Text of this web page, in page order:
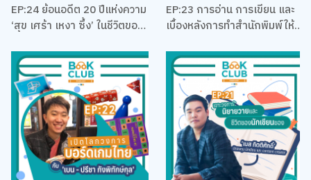
EP:24 ย้อนอดีต 20 ปีแห่งความ
‘สุข เศร้า เหงา ซึ้ง’ ในชีวิตของ
‘ทรงกลด บางยี่ขัน’
EP:23 การอ่าน การเขียน และ
เบื้องหลังการทำสำนักพิมพ์ให้
แนะนำ กับหมอเอ้ว ชัชพล